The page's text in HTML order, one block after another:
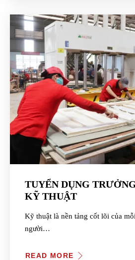
TUYỂN DỤNG
KỸ THUẬT
Kỹ thuật là nền tảng cốt lõi của
người…
READ MORE